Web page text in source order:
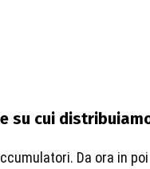
su cui
Da ora in